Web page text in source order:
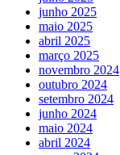
junho 2025
maio 2025
abril 2025
março 2025
novembro 2024
outubro 2024
setembro 2024
junho 2024
maio 2024
abril 2024